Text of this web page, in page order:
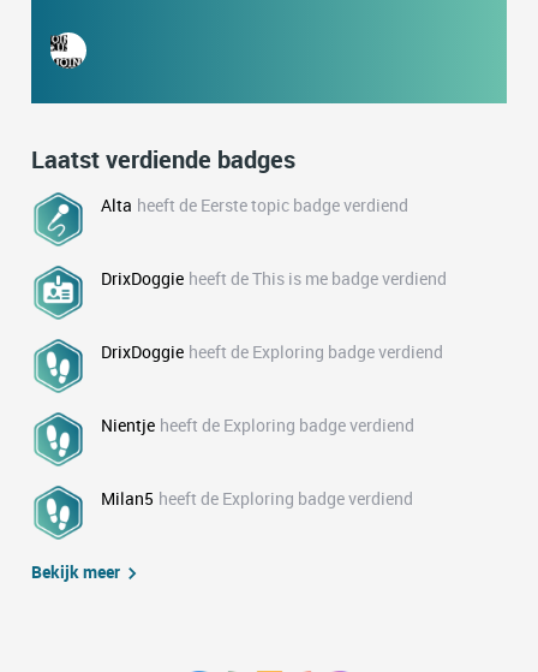
Laatst verdiende badges
Alta heeft de Eerste topic badge verdiend
DrixDoggie heeft de This is me badge verdiend
DrixDoggie heeft de Exploring badge verdiend
Nientje heeft de Exploring badge verdiend
Milan5 heeft de Exploring badge verdiend
Bekijk meer